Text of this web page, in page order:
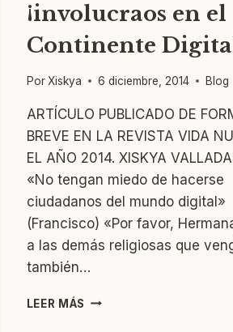
¡involucraos en el
Continente
Por Xiskya 6 diciembre, 2014 Blog
ARTÍCULO PUBLICADO DE
BREVE EN LA REVISTA VIDA
EL AÑO 2014. XISKYA
«No tengan miedo de hacerse
ciudadanos del mundo digital»
(Francisco) «Por favor,
a las demás religiosas que
también…
LEER MÁS CONSAGRADOS,